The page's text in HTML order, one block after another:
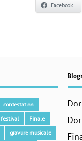
Facebook
contestation
festival
Finale
gravure musicale